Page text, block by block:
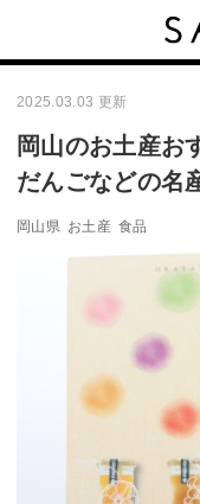
2025.03.03 更新
岡山のお土産お
だんごなどの名
岡山県 お土産 食品